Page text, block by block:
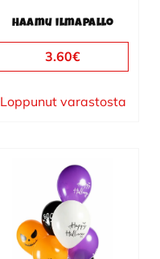
Haamu ilmapallo
3.60€
Loppunut varastosta